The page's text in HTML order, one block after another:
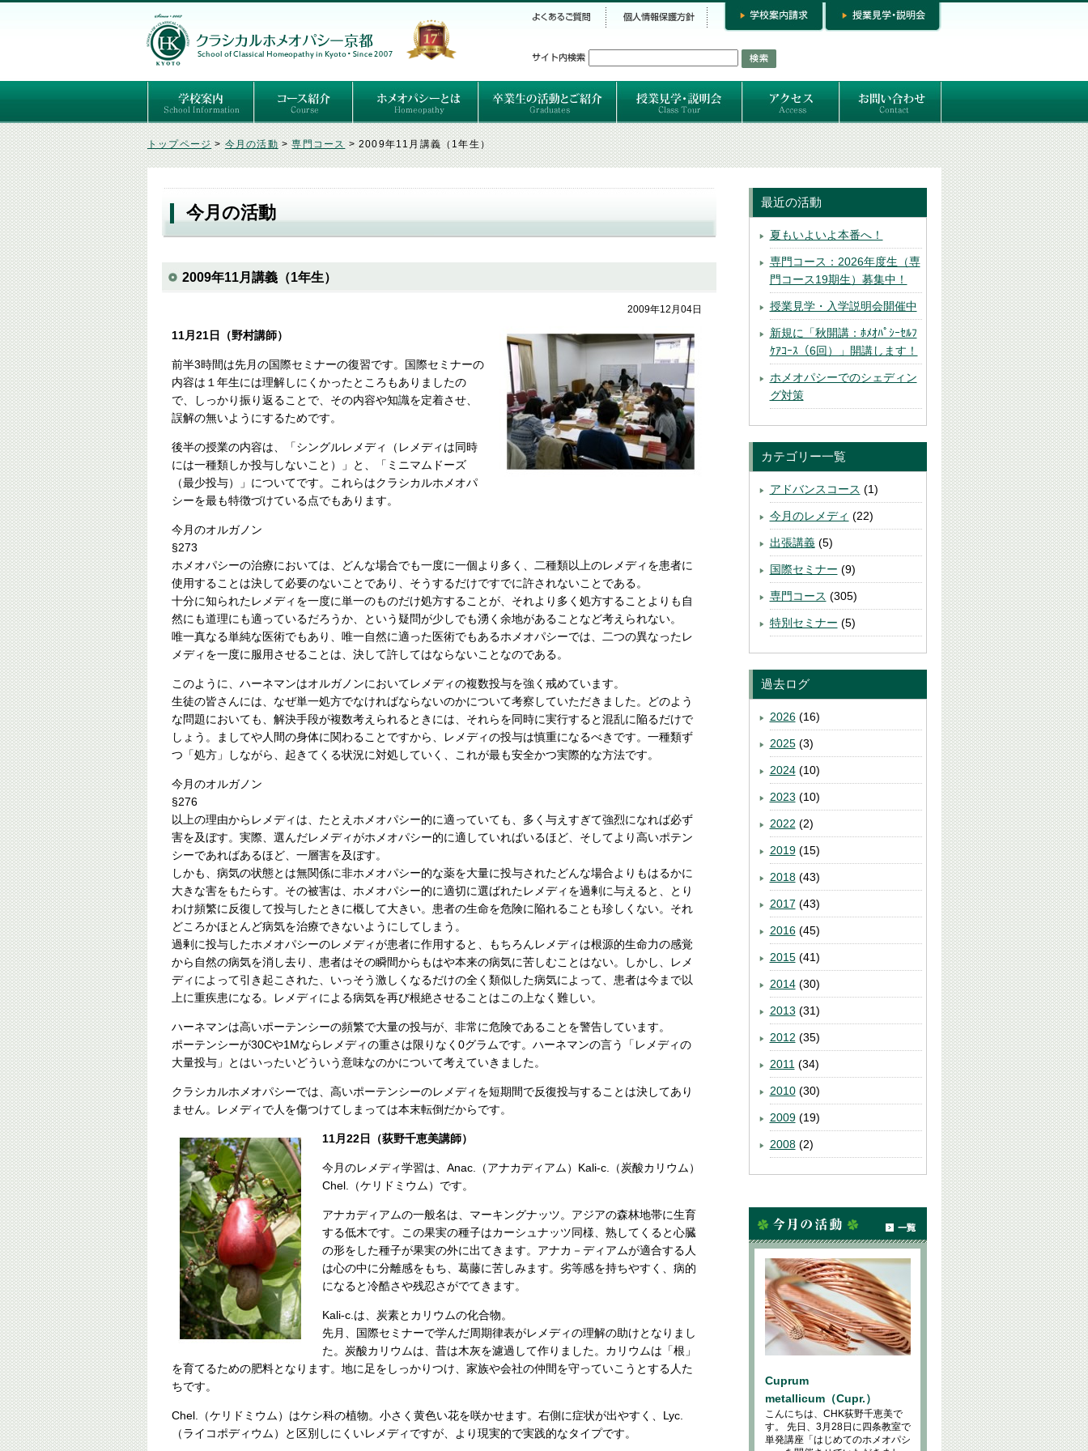
ごあいさつ
３つの基本理念
講師紹介
国際セミナー
ある日の学校生活（写真）
推薦者の声
よくあるご質問
予定表 はじめてのホメオパシー
セルフケアコース
専門コース（4年制）
専門コース（通信）
専門コース編入制度 ホメオパシーとは
クラシカルホメオパシーとは
オルガノンとは
ハーネマンの人生
ハーネマン以後のホメオパス
レメディの使い方ABC 卒業生のご紹介
卒業生の活動 お問い合わせ
専門コースお問い合わせ
専門コース入学お申し込み
個人セッション
トップページ>今月の活動>専門コース>2009年11月講義（1年生）
今月の活動
2009年11月講義（1年生）
2009年12月04日
11月21日（野村講師）
前半3時間は先月の国際セミナーの復習です。国際セミナーの
内容は１年生には理解しにくかったところもありましたの
で、しっかり振り返ることで、その内容や知識を定着させ、
誤解の無いようにするためです。
後半の授業の内容は、「シングルレメディ（レメディは同時
には一種類しか投与しないこと）」と、「ミニマムドーズ
（最少投与）」についてです。これらはクラシカルホメオパ
シーを最も特徴づけている点でもあります。
今月のオルガノン
§273
ホメオパシーの治療においては、どんな場合でも一度に一個より多く、二種類以上のレメディを患者に
使用することは決して必要のないことであり、そうするだけですでに許されないことである。
十分に知られたレメディを一度に単一のものだけ処方することが、それより多く処方することよりも自
然にも道理にも適っているだろうか、という疑問が少しでも湧く余地があることなど考えられない。
唯一真なる単純な医術でもあり、唯一自然に適った医術でもあるホメオパシーでは、二つの異なったレ
メディを一度に服用させることは、決して許してはならないことなのである。
このように、ハーネマンはオルガノンにおいてレメディの複数投与を強く戒めています。
生徒の皆さんには、なぜ単一処方でなければならないのかについて考察していただきました。どのよう
な問題においても、解決手段が複数考えられるときには、それらを同時に実行すると混乱に陥るだけで
しょう。ましてや人間の身体に関わることですから、レメディの投与は慎重になるべきです。一種類ず
つ「処方」しながら、起きてくる状況に対処していく、これが最も安全かつ実際的な方法です。
今月のオルガノン
§276
以上の理由からレメディは、たとえホメオパシー的に適っていても、多く与えすぎて強烈になれば必ず
害を及ぼす。実際、選んだレメディがホメオパシー的に適していればいるほど、そしてより高いポテン
シーであればあるほど、一層害を及ぼす。
しかも、病気の状態とは無関係に非ホメオパシー的な薬を大量に投与されたどんな場合よりもはるかに
大きな害をもたらす。その被害は、ホメオパシー的に適切に選ばれたレメディを過剰に与えると、とり
わけ頻繁に反復して投与したときに概して大きい。患者の生命を危険に陥れることも珍しくない。それ
どころかほとんど病気を治療できないようにしてしまう。
過剰に投与したホメオパシーのレメディが患者に作用すると、もちろんレメディは根源的生命力の感覚
から自然の病気を消し去り、患者はその瞬間からもはや本来の病気に苦しむことはない。しかし、レメ
ディによって引き起こされた、いっそう激しくなるだけの全く類似した病気によって、患者は今まで以
上に重疾患になる。レメディによる病気を再び根絶させることはこの上なく難しい。
ハーネマンは高いポーテンシーの頻繁で大量の投与が、非常に危険であることを警告しています。
ポーテンシーが30Cや1Mならレメディの重さは限りなく0グラムです。ハーネマンの言う「レメディの
大量投与」とはいったいどういう意味なのかについて考えていきました。
クラシカルホメオパシーでは、高いポーテンシーのレメディを短期間で反復投与することは決してあり
ません。レメディで人を傷つけてしまっては本末転倒だからです。
11月22日（荻野千恵美講師）
今月のレメディ学習は、Anac.（アナカディアム）Kali-c.（炭酸カリウム）
Chel.（ケリドミウム）です。
アナカディアムの一般名は、マーキングナッツ。アジアの森林地帯に生育
する低木です。この果実の種子はカーシュナッツ同様、熟してくると心臓
の形をした種子が果実の外に出てきます。アナカ－ディアムが適合する人
は心の中に分離感をもち、葛藤に苦しみます。劣等感を持ちやすく、病的
になると冷酷さや残忍さがでてきます。
Kali-c.は、炭素とカリウムの化合物。
先月、国際セミナーで学んだ周期律表がレメディの理解の助けとなりまし
た。炭酸カリウムは、昔は木灰を濾過して作りました。カリウムは「根」
を育てるための肥料となります。地に足をしっかりつけ、家族や会社の仲間を守っていこうとする人た
ちです。
Chel.（ケリドミウム）はケシ科の植物。小さく黄色い花を咲かせます。右側に症状が出やすく、Lyc.
（ライコポディウム）と区別しにくいレメディですが、より現実的で実践的なタイプです。
最近の活動
夏もいよいよ本番へ！
専門コース：2026年度生（専
門コース19期生）募集中！
授業見学・入学説明会開催中
新規に「秋開講：ﾎﾒｵﾊﾟｼｰｾﾙﾌ
ｹｱｺｰｽ（6回）」開講します！
ホメオパシーでのシェディン
グ対策
カテゴリー一覧
アドバンスコース (1)
今月のレメディ (22)
出張講義(5)
国際セミナー (9)
専門コース (305)
特別セミナー (5)
過去ログ
2026(16)
2025(3)
2024(10)
2023 (10)
2022 (2)
2019(15)
2018(43)
2017 (43)
2016(45)
2015(41)
2014(30)
2013 (31)
2012 (35)
2011 (34)
2010(30)
2009(19)
2008(2)
Cuprum
metallicum（Cupr.）
こんにちは、CHK荻野千恵美で
す。 先日、3月28日に四条教室で
単発講座「はじめてのホメオパシ